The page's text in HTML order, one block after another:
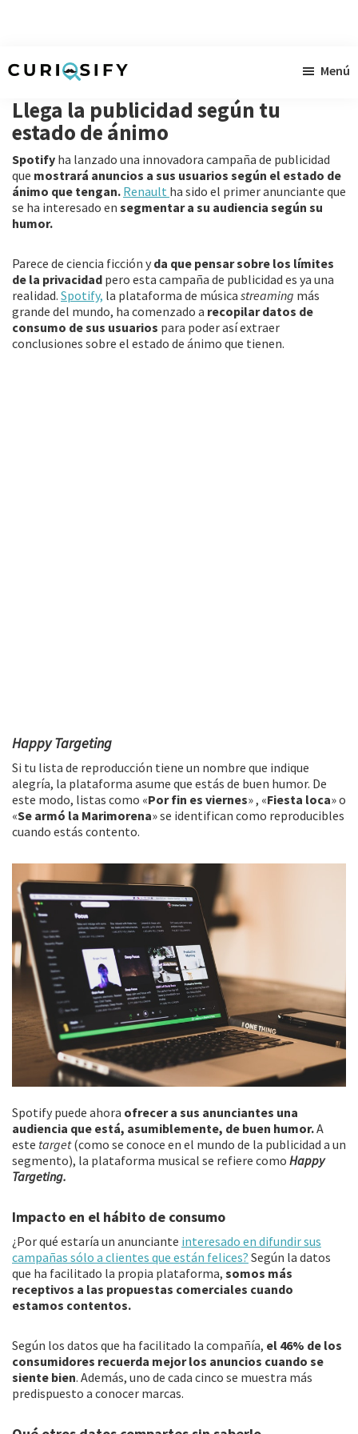
contenido
principal
barra
primaria
pie
desingulares
a
raudales
Menú
Llega la publicidad según tu
estado de ánimo
Spotify ha lanzado una innovadora campaña de publicidad
que mostrará anuncios a sus usuarios según el estado de
ánimo que tengan. Renault ha sido el primer anunciante que
se ha interesado en segmentar a su audiencia según su
humor.
Parece de ciencia ficción y da que pensar sobre los límites
de la privacidad pero esta campaña de publicidad es ya una
realidad. Spotify, la plataforma de música streaming más
grande del mundo, ha comenzado a recopilar datos de
consumo de sus usuarios para poder así extraer
conclusiones sobre el estado de ánimo que tienen.
Happy Targeting
Si tu lista de reproducción tiene un nombre que indique
alegría, la plataforma asume que estás de buen humor. De
este modo, listas como «Por fin es viernes» , «Fiesta loca» o
«Se armó la Marimorena» se identifican como reproducibles
cuando estás contento.
Spotify puede ahora ofrecer a sus anunciantes una
audiencia que está, asumiblemente, de buen humor.A
este target(como se conoce en el mundo de la publicidad a un
segmento), la plataforma musical se refiere como Happy
Targeting.
Impacto en el hábito de consumo
¿Por qué estaría un anunciante interesado en difundir sus
campañas sólo a clientes que están felices? Según la datos
que ha facilitado la propia plataforma, somos más
receptivos a las propuestas comerciales cuando
estamos contentos.
Según los datos que ha facilitado la compañía, el 46% de los
consumidores recuerda mejor los anuncios cuando se
siente bien. Además, uno de cada cinco se muestra más
predispuesto a conocer marcas.